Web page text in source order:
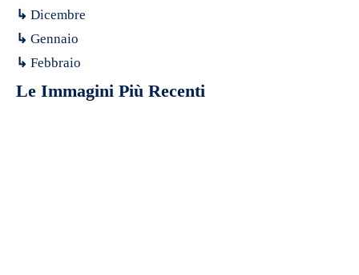
↳ Dicembre
↳ Gennaio
↳ Febbraio
Le Immagini Più Recenti